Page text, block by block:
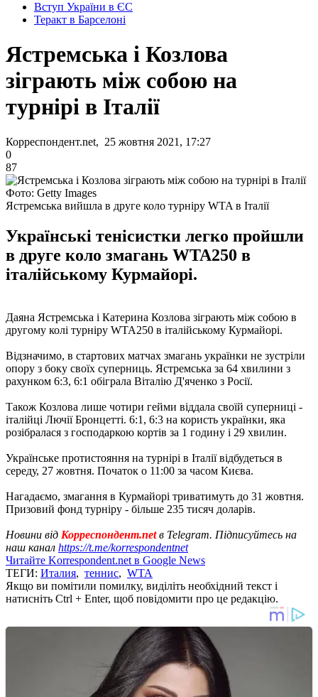
Вступ України в ЄС
Теракт в Барселоні
Ястремська і Козлова
зіграють між собою на
турнірі в Італії
Корреспондент.net, 25 жовтня 2021, 17:27
0
87
Фото: Getty Images
Ястремська вийшла в друге коло турніру WTA в Італії
Українські тенісистки легко пройшли
в друге коло змагань WTA250 в
італійському Курмайорі.
Даяна Ястремська і Катерина Козлова зіграють між собою в
другому колі турніру WTA250 в італійському Курмайорі.
Відзначимо, в стартових матчах змагань українки не зустріли
опору з боку своїх суперниць. Ястремська за 64 хвилини з
рахунком 6:3, 6:1 обіграла Віталію Д'яченко з Росії.
Також Козлова лише чотири гейми віддала своїй суперниці -
італійці Лючії Бронцетті. 6:1, 6:3 на користь українки, яка
розібралася з господаркою кортів за 1 годину і 29 хвилин.
Українське протистояння на турнірі в Італії відбудеться в
середу, 27 жовтня. Початок о 11:00 за часом Києва.
Нагадаємо, змагання в Курмайорі триватимуть до 31 жовтня.
Призовий фонд турніру - більше 235 тисяч доларів.
Новини від Корреспондент.netв Telegram. Підписуйтесь на
наш канал https://t.me/korrespondentnet
Читайте Korrespondent.net в Google News
ТЕГИ: Италия, теннис, WTA
Якщо ви помітили помилку, виділіть необхідний текст і
натисніть Ctrl + Enter, щоб повідомити про це редакцію.